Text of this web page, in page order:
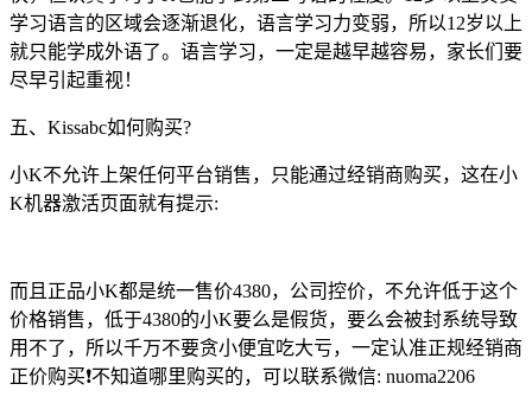
学习语言的区域会逐渐退化，语言学习力变弱，所以12岁以上
就只能学成外语了。语言学习，一定是越早越容易，家长们要
尽早引起重视！
五、Kissabc如何购买?
小K不允许上架任何平台销售，只能通过经销商购买，这在小
K机器激活页面就有提示:
而且正品小K都是统一售价4380，公司控价，不允许低于这个
价格销售，低于4380的小K要么是假货，要么会被封系统导致
用不了，所以千万不要贪小便宜吃大亏，一定认准正规经销商
正价购买❗不知道哪里购买的，可以联系微信: nuoma2206